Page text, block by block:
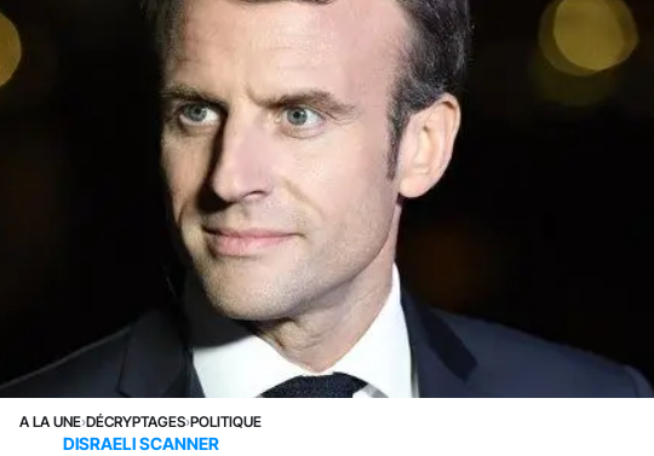
A LA UNE›DÉCRYPTAGES›POLITIQUE
DISRAELI SCANNER